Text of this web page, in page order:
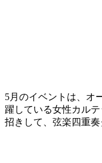
5月のイベントは、オ
躍している女性カル
招きして、弦楽四重